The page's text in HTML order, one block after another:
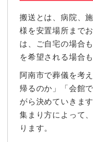
搬送とは、病院、
様を安置場所まで
は、ご自宅の場合
を希望される場合
阿南市で葬儀を考
帰るのか」「会館
がら決めていきま
集まり方によって
ります。